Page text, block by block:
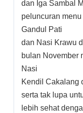
dan Iga Sambal
peluncuran
Gandul Pati
dan Nasi Krawu
bulan November
Nasi
Kendil Cakalang
serta tak lupa
lebih sehat